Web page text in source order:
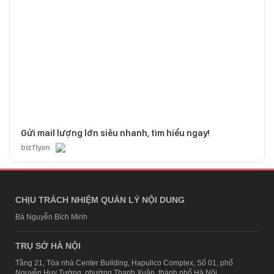
Gửi mail lượng lớn siêu nhanh, tìm hiểu ngay!
bizfly.vn
CHỊU TRÁCH NHIỆM QUẢN LÝ NỘI DUNG
Bà Nguyễn Bích Minh
TRỤ SỞ HÀ NỘI
Tầng 21, Tòa nhà Center Building, Hapulico Complex, Số 01, phố